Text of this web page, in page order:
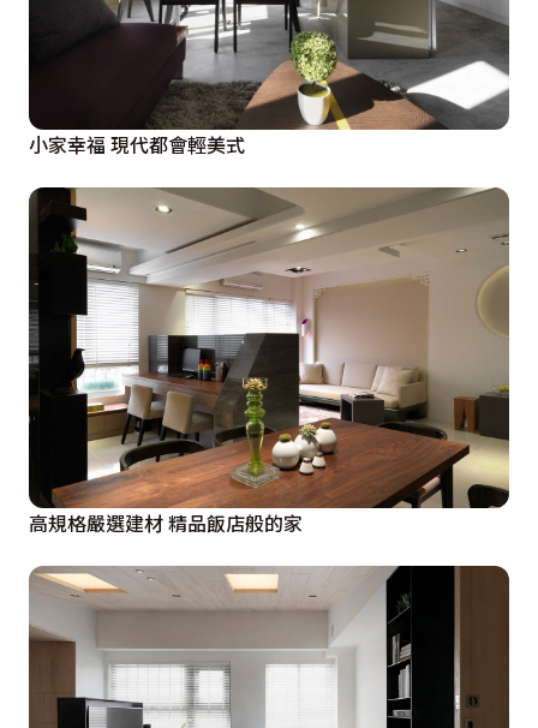
小家幸福 現代都會輕美式
高規格嚴選建材 精品飯店般的家